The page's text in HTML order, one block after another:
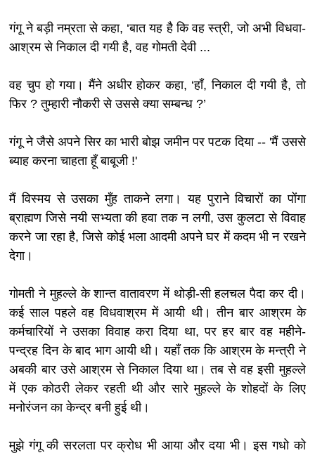
गंगू ने बड़ी नम्रता से कहा, ‘बात यह है कि वह स्त्री, जो अभी विधवा-
आश्रम से निकाल दी गयी है, वह गोमती देवी ...
वह चुप हो गया। मैंने अधीर होकर कहा, ‘हाँ, निकाल दी गयी है, तो
फिर ? तुम्हारी नौकरी से उससे क्या सम्बन्ध ?’
गंगू ने जैसे अपने सिर का भारी बोझ जमीन पर पटक दिया -- 'मैं उससे
ब्याह करना चाहता हूँ बाबूजी !'
मैं विस्मय से उसका मुँह ताकने लगा। यह पुराने विचारों का पोंगा
ब्राह्मण जिसे नयी सभ्यता की हवा तक न लगी, उस कुलटा से विवाह
करने जा रहा है, जिसे कोई भला आदमी अपने घर में कदम भी न रखने
देगा।
गोमती ने मुहल्ले के शान्त वातावरण में थोड़ी-सी हलचल पैदा कर दी।
कई साल पहले वह विधवाश्रम में आयी थी। तीन बार आश्रम के
कर्मचारियों ने उसका विवाह करा दिया था, पर हर बार वह महीने-
पन्द्रह दिन के बाद भाग आयी थी। यहाँ तक कि आश्रम के मन्त्री ने
अबकी बार उसे आश्रम से निकाल दिया था। तब से वह इसी मुहल्ले
में एक कोठरी लेकर रहती थी और सारे मुहल्ले के शोहदों के लिए
मनोरंजन का केन्द्र बनी हुई थी।
मुझे गंगू की सरलता पर क्रोध भी आया और दया भी। इस गधो को